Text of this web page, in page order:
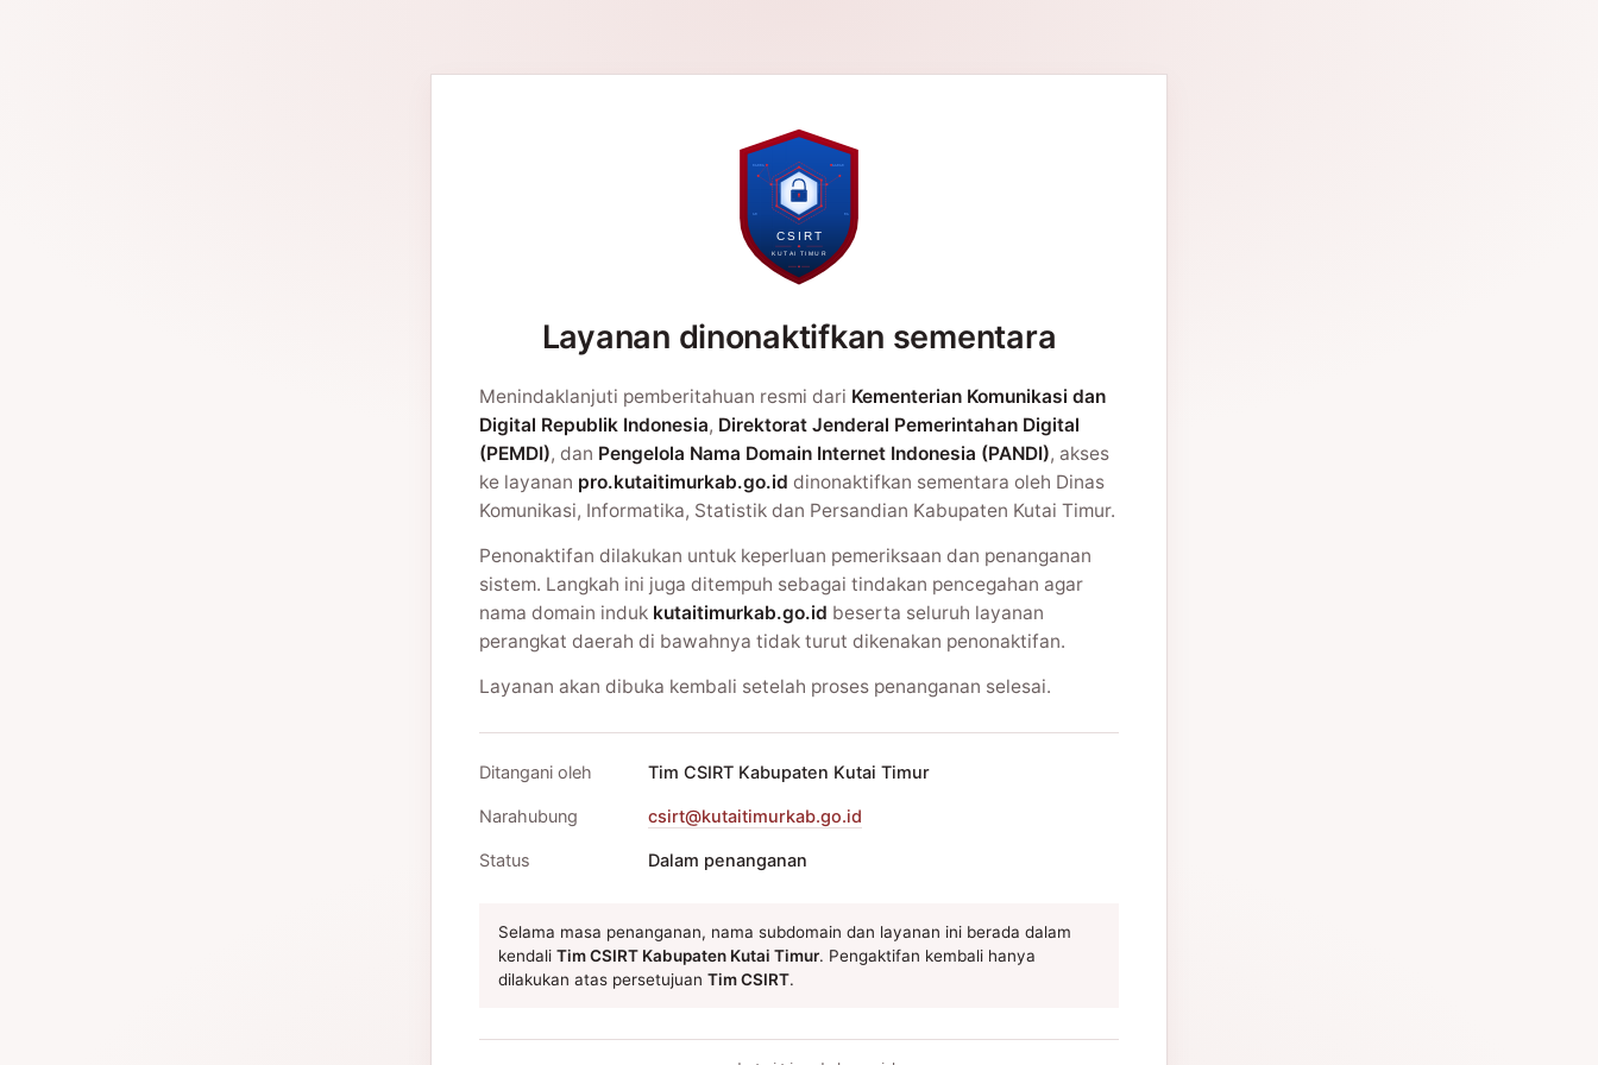
Layanan dinonaktifkan sementara
Menindaklanjuti pemberitahuan resmi dari Kementerian Komunikasi dan
Digital Republik Indonesia, Direktorat Jenderal Pemerintahan Digital
(PEMDI), dan Pengelola Nama Domain Internet Indonesia (PANDI), akses
ke layanan pro.kutaitimurkab.go.id dinonaktifkan sementara oleh Dinas
Komunikasi, Informatika, Statistik dan Persandian Kabupaten Kutai Timur.
Penonaktifan dilakukan untuk keperluan pemeriksaan dan penanganan
sistem. Langkah ini juga ditempuh sebagai tindakan pencegahan agar
nama domain induk kutaitimurkab.go.id beserta seluruh layanan
perangkat daerah di bawahnya tidak turut dikenakan penonaktifan.
Layanan akan dibuka kembali setelah proses penanganan selesai.
Ditangani oleh Tim CSIRT Kabupaten Kutai Timur
Narahubung csirt@kutaitimurkab.go.id
Status Dalam penanganan
Selama masa penanganan, nama subdomain dan layanan ini berada dalam
kendali Tim CSIRT Kabupaten Kutai Timur. Pengaktifan kembali hanya
dilakukan atas persetujuan Tim CSIRT.